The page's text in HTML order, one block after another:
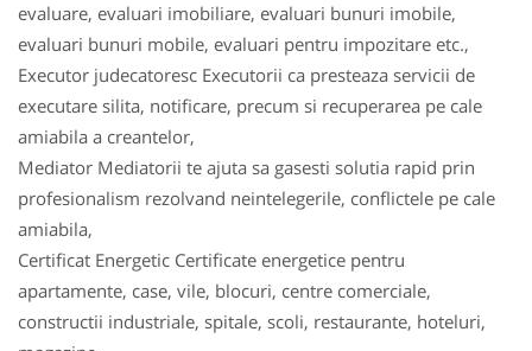
evaluare, evaluari imobiliare, evaluari bunuri imobile,
evaluari bunuri mobile, evaluari pentru impozitare etc.,
Executor judecatoresc Executorii ca presteaza servicii de
executare silita, notificare, precum si recuperarea pe cale
amiabila a creantelor,
Mediator Mediatorii te ajuta sa gasesti solutia rapid prin
profesionalism rezolvand neintelegerile, conflictele pe cale
amiabila,
Certificat Energetic Certificate energetice pentru
apartamente, case, vile, blocuri, centre comerciale,
constructii industriale, spitale, scoli, restaurante, hoteluri,